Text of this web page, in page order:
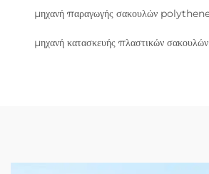
μηχανή παραγωγής σακουλών
μηχανή κατασκευής πλαστικών